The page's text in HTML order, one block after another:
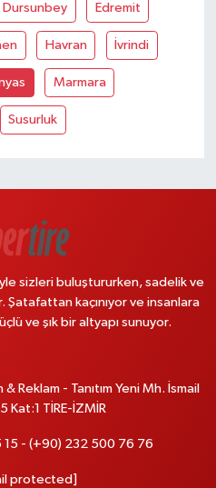
Dursunbey Edremit
Havran İvrindi
Marmara
Susurluk
sizleri buluştururken, sadelik ve
kaçınıyor ve insanlara
ve şık bir altyapı sunuyor.
& Reklam - Tanıtım Yeni Mh. İsmail
Kat:1 TİRE-İZMİR
- (+90) 232 500 76 76
protected]